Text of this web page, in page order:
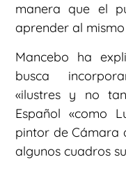
manera que el
aprender al
Mancebo ha
busca
«ilustres y no
Español «como
pintor de Cámara
algunos cuadros